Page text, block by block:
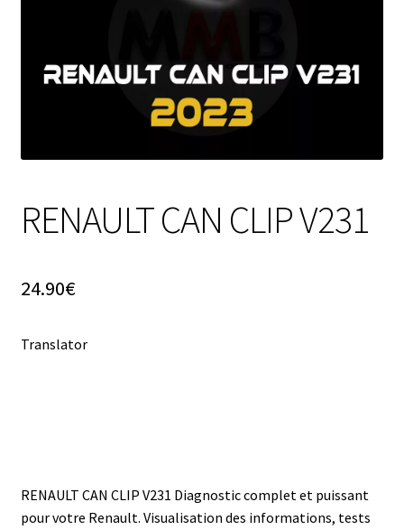
RENAULT CAN CLIP V231
24.90€
Translator
RENAULT CAN CLIP V231 Diagnostic complet et puissant
pour votre Renault. Visualisation des informations, tests